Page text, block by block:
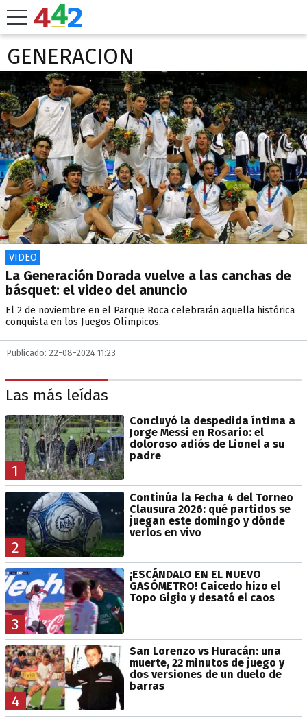
GENERACION
VIDEO
La Generación Dorada vuelve a las canchas de
básquet: el video del anuncio
El 2 de noviembre en el Parque Roca celebrarán aquella histórica
conquista en los Juegos Olímpicos.
Publicado: 22-08-2024 11:23
Las más leídas
1
Concluyó la despedida íntima a
Jorge Messi en Rosario: el
doloroso adiós de Lionel a su
padre
2
Continúa la Fecha 4 del Torneo
Clausura 2026: qué partidos se
juegan este domingo y dónde
verlos en vivo
3
¡ESCÁNDALO EN EL NUEVO
GASÓMETRO! Caicedo hizo el
Topo Gigio y desató el caos
4
San Lorenzo vs Huracán: una
muerte, 22 minutos de juego y
dos versiones de un duelo de
barras